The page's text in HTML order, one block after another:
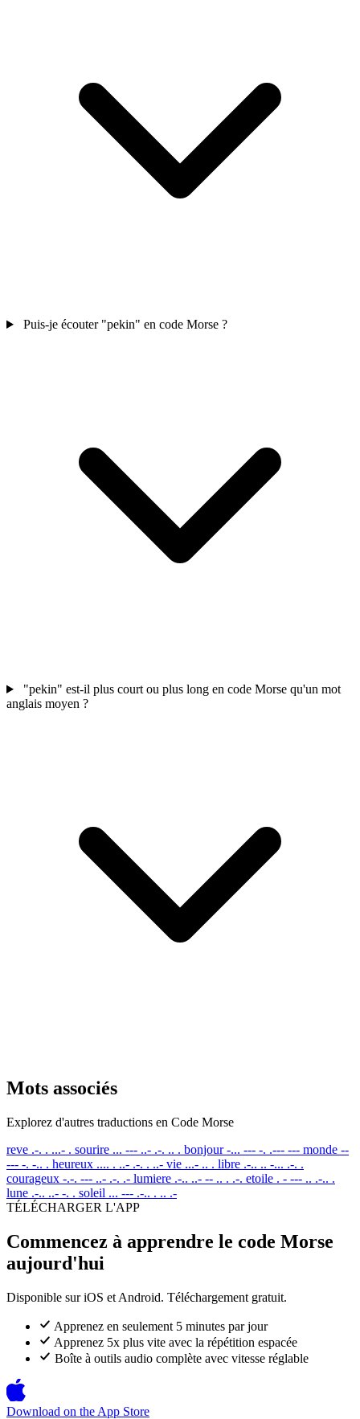
Puis-je écouter "pekin" en code Morse ?
"pekin" est-il plus court ou plus long en code Morse qu'un mot
anglais moyen ?
Mots associés
Explorez d'autres traductions en Code Morse
reve .-. . ...- . sourire ... --- ..- .-. .. . bonjour -... --- -. .--- --- monde --
--- -. -.. . heureux .... . ..- .-. . ..- vie ...- .. . libre .-.. .. -... .-. .
courageux -.-. --- ..- .-. .- lumiere .-.. ..- -- .. . .-. etoile . - --- .. .-.. .
lune .-.. ..- -. . soleil ... --- .-.. . .. .-
TÉLÉCHARGER L'APP
Commencez à apprendre le code Morse
aujourd'hui
Disponible sur iOS et Android. Téléchargement gratuit.
Apprenez en seulement 5 minutes par jour
Apprenez 5x plus vite avec la répétition espacée
Boîte à outils audio complète avec vitesse réglable
Download on the App Store